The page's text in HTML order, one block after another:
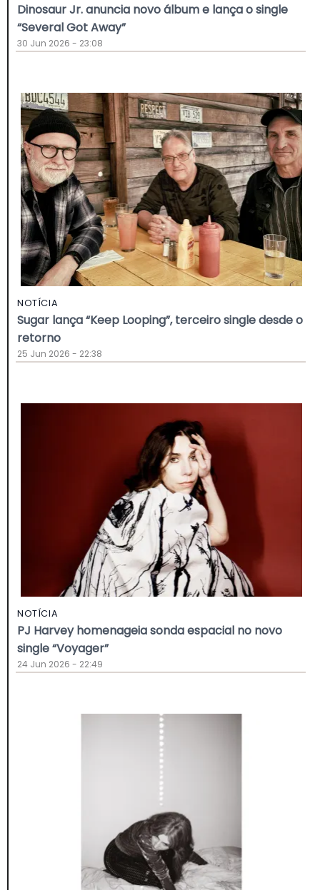
Dinosaur Jr. anuncia novo álbum e lança o single
“Several Got Away”
30 Jun 2026 - 23:08
NOTÍCIA
Sugar lança “Keep Looping”, terceiro single desde o
retorno
25 Jun 2026 - 22:38
NOTÍCIA
PJ Harvey homenageia sonda espacial no novo
single “Voyager”
24 Jun 2026 - 22:49